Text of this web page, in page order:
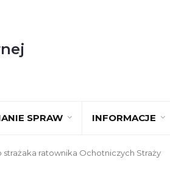
SPRAW INFORMACJE
ratownika Ochotniczych Straży